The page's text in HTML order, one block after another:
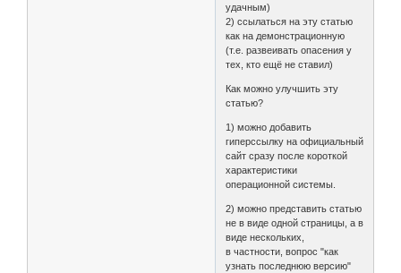
удачным)
2) ссылаться на эту статью
как на демонстрационную
(т.е. развеивать опасения у
тех, кто ещё не ставил)
Как можно улучшить эту
статью?
1) можно добавить
гиперссылку на официальный
сайт сразу после короткой
характеристики
операционной системы.
2) можно представить статью
не в виде одной страницы, а в
виде нескольких,
в частности, вопрос "как
узнать последнюю версию"